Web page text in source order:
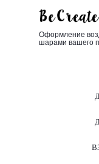
Оформление
шарами вашего